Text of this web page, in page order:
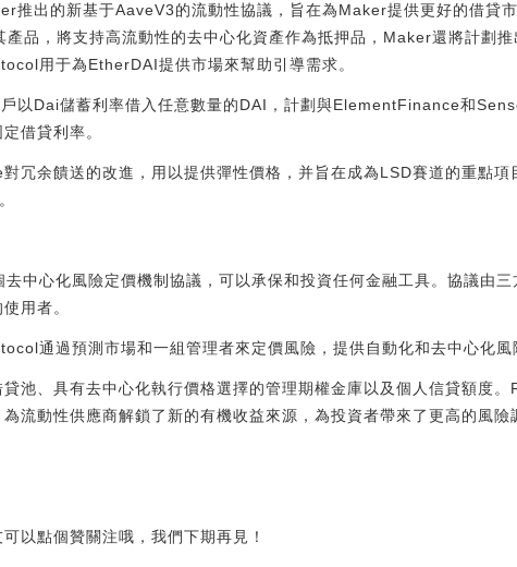
推出的新基于AaveV3的流動性協議，旨在為Maker提供更好的借貸
品，將支持高流動性的去中心化資產作為抵押品，Maker還將計劃
用于為EtherDAI提供市場來幫助引導需求。
以Dai儲蓄利率借入任意數量的DAI，計劃與ElementFinance和
借貸利率。
冗余饋送的改進，用以提供彈性價格，并旨在成為LSD賽道的重點
中心化風險定價機制協議，可以承保和投資任何金融工具。協議由
用者。
通過預測市場和一組管理者來定價風險，提供自動化和去中心化風
池、具有去中心化執行價格選擇的管理期權金庫以及個人信貸額度
流動性供應商解鎖了新的有機收益來源，為投資者帶來了更高的風險
以點個贊關注哦，我們下期再見！